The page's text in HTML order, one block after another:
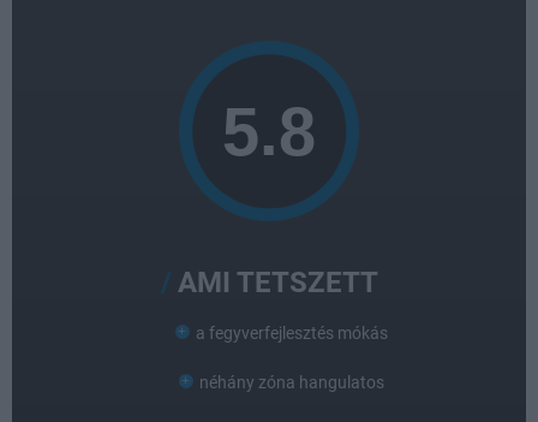
AMI TETSZETT
a fegyverfejlesztés mókás
néhány zóna hangulatos